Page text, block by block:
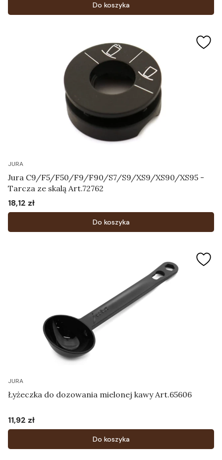
Do koszyka
JURA
Jura C9/F5/F50/F9/F90/S7/S9/XS9/XS90/XS95 -
Tarcza ze skalą Art.72762
Cena
18,12 zł
Do koszyka
JURA
Łyżeczka do dozowania mielonej kawy Art.65606
Cena
11,92 zł
Do koszyka